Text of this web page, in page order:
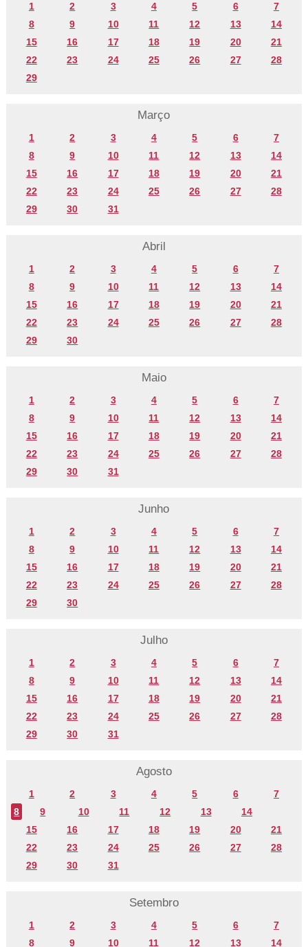
1 2 3 4 5 6
7
8
9 10 11 12 13
14
15
16 17 18 19 20
21
22
23 24 25 26 27
28
29
Março
1 2 3 4 5 6
7
8
9 10 11 12 13
14
15
16 17 18 19 20
21
22
23 24 25 26 27
28
29
30 31
Abril
1 2 3 4 5 6
7
8
9 10 11 12 13
14
15
16 17 18 19 20
21
22
23 24 25 26 27
28
29
30
Maio
1 2 3 4 5 6
7
8
9 10 11 12 13
14
15
16 17 18 19 20
21
22
23 24 25 26 27
28
29
30 31
Junho
1 2 3 4 5 6
7
8
9 10 11 12 13
14
15
16 17 18 19 20
21
22
23 24 25 26 27
28
29
30
Julho
1 2 3 4 5 6
7
8
9 10 11 12 13
14
15
16 17 18 19 20
21
22
23 24 25 26 27
28
29
30 31
Agosto
1 2 3 4 5 6
7
8
9 10 11 12 13
14
15
16 17 18 19 20
21
22
23 24 25 26 27
28
29
30 31
Setembro
1 2 3 4 5 6
7
8
9 10 11 12 13 14